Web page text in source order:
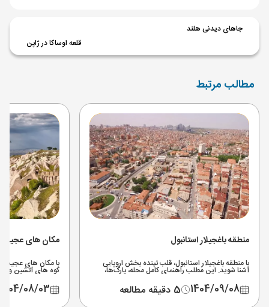
جاهای دیدنی هلند
قلعه اوساکا در ژاپن
مطالب مرتبط
منطقه باغجیلار استانبول
با منطقه باغجیلار استانبول، قلب تپنده بخش اروپایی
آشنا شوید. این مطلب راهنمای کامل محله، پارک‌ها،
هزینه‌های سفر و بهترین نکات برای اقامتی به‌یادماندنی
است.1404/09/08 5 دقیقه مطالعه
مکان های عجیب
با مکان های عجیب
کوه های آتشین و
روی مرموز ترکیه
1404/08/03